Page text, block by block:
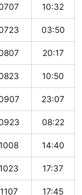
10:32
03:50
20:17
10:50
23:07
08:22
14:40
17:37
17:45